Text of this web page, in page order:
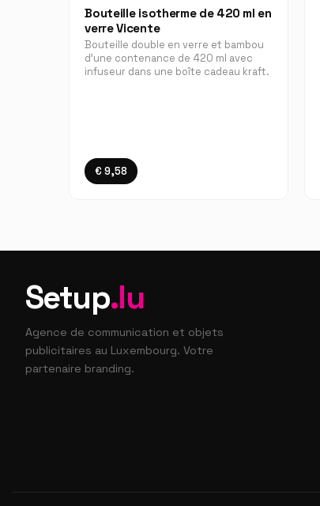
Bouteille isotherme de 420 ml en
verre Vicente
Bouteille double en verre et bambou
d'une contenance de 420 ml avec
infuseur dans une boîte cadeau kraft.
€ 9,58
Setup.lu
Agence de communication et objets
publicitaires au Luxembourg. Votre
partenaire branding.